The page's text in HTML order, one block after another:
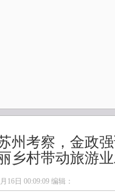
州考察，金政
乡村带动旅游
16日 00:09:09 编辑：